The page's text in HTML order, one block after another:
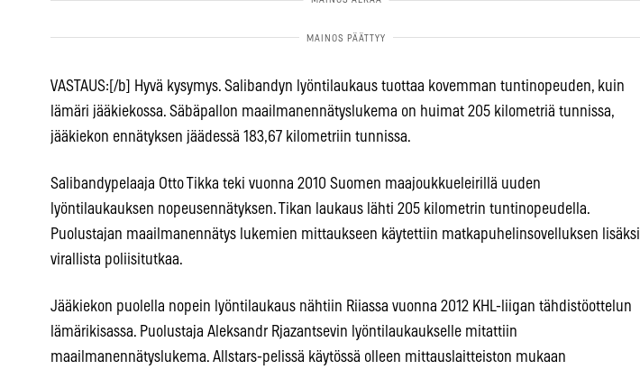
VASTAUS:[/b] Hyvä kysymys. Salibandyn lyöntilaukaus tuottaa kovemman tuntinopeuden, kuin
lämäri jääkiekossa. Säbäpallon maailmanennätyslukema on huimat 205 kilometriä tunnissa,
jääkiekon ennätyksen jäädessä 183,67 kilometriin tunnissa.
Salibandypelaaja Otto Tikka teki vuonna 2010 Suomen maajoukkueleirillä uuden
lyöntilaukauksen nopeusennätyksen. Tikan laukaus lähti 205 kilometrin tuntinopeudella.
Puolustajan maailmanennätys lukemien mittaukseen käytettiin matkapuhelinsovelluksen lisäksi
virallista poliisitutkaa.
Jääkiekon puolella nopein lyöntilaukaus nähtiin Riiassa vuonna 2012 KHL-liigan tähdistöottelun
lämärikisassa. Puolustaja Aleksandr Rjazantsevin lyöntilaukaukselle mitattiin
maailmanennätyslukema. Allstars-pelissä käytössä olleen mittauslaitteiston mukaan